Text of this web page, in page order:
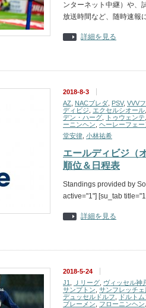
ンターネット中継）や、
放送時間など、随時速報
詳細を見る
2018-8-3
AZ
NACブレダ PSV, VVV
ディビジ
エクセルシオール
デン・ハーグ
トゥウェンテ
ーニンヘン ヘーレーフェー
堂安律 小林祐希
エールディビジ
順位＆日程表
Standings provided by
active="1"] [su_tab
詳細を見る
2018-5-24
J1
Ｊリーグ ヴィッセル神
サンプトン サンフレッチェ
デュッセルドルフ
ドルトム
ブレーメン
フローニンヘン